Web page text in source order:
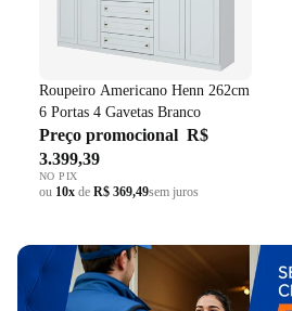
Roupeiro Americano Henn 262cm
6 Portas 4 Gavetas Branco
Preço promocional R$
3.399,39
NO PIX
ou 10x de R$ 369,49sem juros